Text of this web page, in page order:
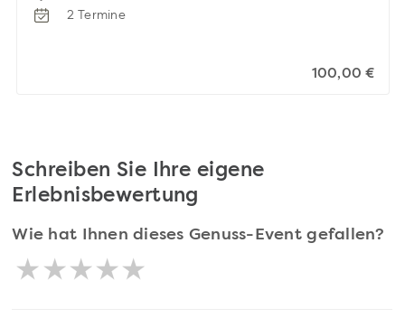
2 Termine
100,00 €
Schreiben Sie Ihre eigene
Erlebnisbewertung
Wie hat Ihnen dieses Genuss-Event gefallen?